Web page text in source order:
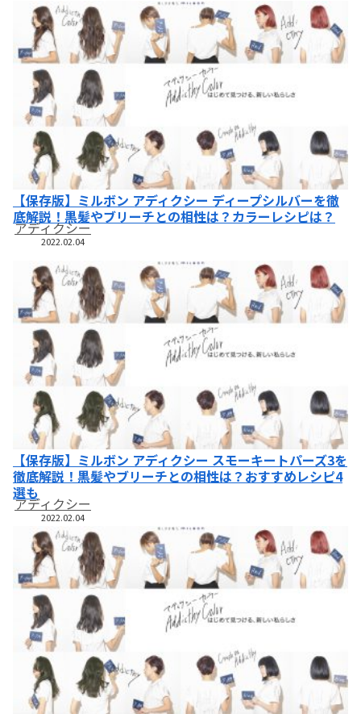
【保存版】ミルボン アディクシー ディープシルバーを徹
底解説！黒髪やブリーチとの相性は？カラーレシピは？
アディクシー
2022.02.04
【保存版】ミルボン アディクシー スモーキートパーズ3を
徹底解説！黒髪やブリーチとの相性は？おすすめレシピ4
選も
アディクシー
2022.02.04